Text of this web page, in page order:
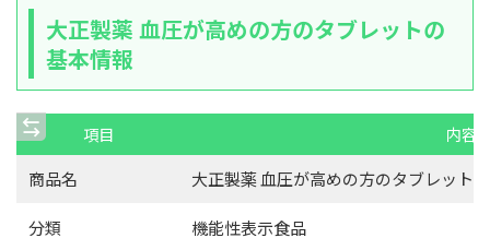
大正製薬 血圧が高めの方のタブレットの
基本情報
項目
内容
商品名
大正製薬 血圧が高めの方のタブレット
分類 機能性表示食品